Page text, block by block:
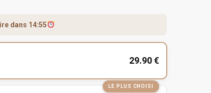
dans 14:55
29.90€
LE PLUS CHOISI